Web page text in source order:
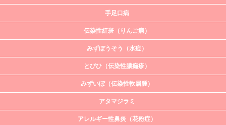
手足口病
伝染性紅斑（りんご病）
みずぼうそう（水痘）
とびひ（伝染性膿痂疹）
みずいぼ（伝染性軟属腫）
アタマジラミ
アレルギー性鼻炎（花粉症）